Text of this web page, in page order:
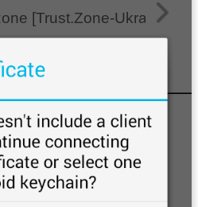
[Trust.Zone-Ukraine]